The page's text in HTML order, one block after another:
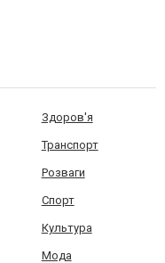
Здоров'я
Транспорт
Розваги
Спорт
Культура
Мода